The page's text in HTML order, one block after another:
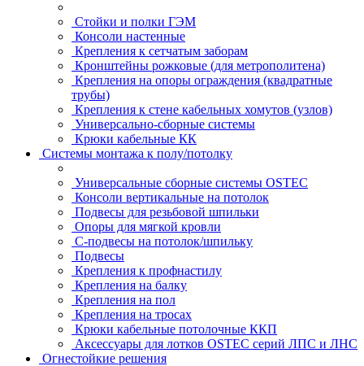
Стойки и полки ГЭМ
Консоли настенные
Крепления к сетчатым заборам
Кронштейны рожковые (для метрополитена)
Крепления на опоры ограждения (квадратные
трубы)
Крепления к стене кабельных хомутов (узлов)
Универсально-сборные системы
Крюки кабельные КК
Системы монтажа к полу/потолку
Универсальные сборные системы OSTEC
Консоли вертикальные на потолок
Подвесы для резьбовой шпильки
Опоры для мягкой кровли
С-подвесы на потолок/шпильку
Подвесы
Крепления к профнастилу
Крепления на балку
Крепления на пол
Крепления на тросах
Крюки кабельные потолочные ККП
Аксессуары для лотков OSTEC серий ЛПС и ЛНС
Огнестойкие решения